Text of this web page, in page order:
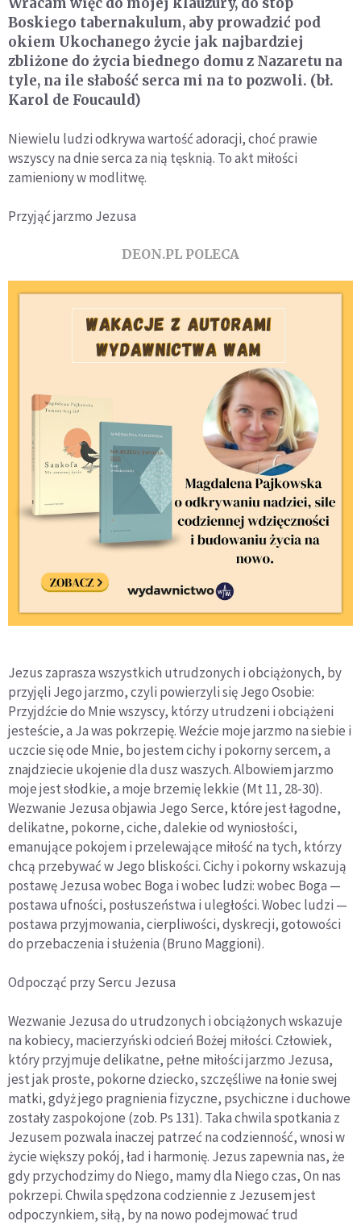
Boskiego tabernakulum, aby prowadzić pod
okiem Ukochanego życie jak najbardziej
zbliżone do życia biednego domu z Nazaretu na
tyle, na ile słabość serca mi na to pozwoli. (bł.
Karol de Foucauld)
Niewielu ludzi odkrywa wartość adoracji, choć prawie
wszyscy na dnie serca za nią tęsknią. To akt miłości
zamieniony w modlitwę.
Przyjąć jarzmo Jezusa
DEON.PL POLECA
Jezus zaprasza wszystkich utrudzonych i obciążonych, by
przyjęli Jego jarzmo, czyli powierzyli się Jego Osobie:
Przyjdźcie do Mnie wszyscy, którzy utrudzeni i obciążeni
jesteście, a Ja was pokrzepię. Weźcie moje jarzmo na siebie i
uczcie się ode Mnie, bo jestem cichy i pokorny sercem, a
znajdziecie ukojenie dla dusz waszych. Albowiem jarzmo
moje jest słodkie, a moje brzemię lekkie (Mt 11, 28-30).
Wezwanie Jezusa objawia Jego Serce, które jest łagodne,
delikatne, pokorne, ciche, dalekie od wyniosłości,
emanujące pokojem i przelewające miłość na tych, którzy
chcą przebywać w Jego bliskości.Cichy i pokorny wskazują
postawę Jezusa wobec Boga i wobec ludzi: wobec Boga —
postawa ufności, posłuszeństwa i uległości. Wobec ludzi —
postawa przyjmowania, cierpliwości, dyskrecji, gotowości
do przebaczenia i służenia (Bruno Maggioni).
Odpocząć przy Sercu Jezusa
Wezwanie Jezusa do utrudzonych i obciążonychwskazuje
na kobiecy, macierzyński odcień Bożej miłości. Człowiek,
który przyjmuje delikatne, pełne miłości jarzmo Jezusa,
jest jak proste, pokorne dziecko, szczęśliwe na łonie swej
matki, gdyż jego pragnienia fizyczne, psychiczne i duchowe
zostały zaspokojone (zob. Ps 131). Taka chwila spotkania z
Jezusem pozwala inaczej patrzeć na codzienność, wnosi w
życie większy pokój, ład i harmonię. Jezus zapewnia nas, że
gdy przychodzimy do Niego, mamy dla Niego czas, On nas
pokrzepi. Chwila spędzona codziennie z Jezusem jest
odpoczynkiem, siłą, by na nowo podejmować trud